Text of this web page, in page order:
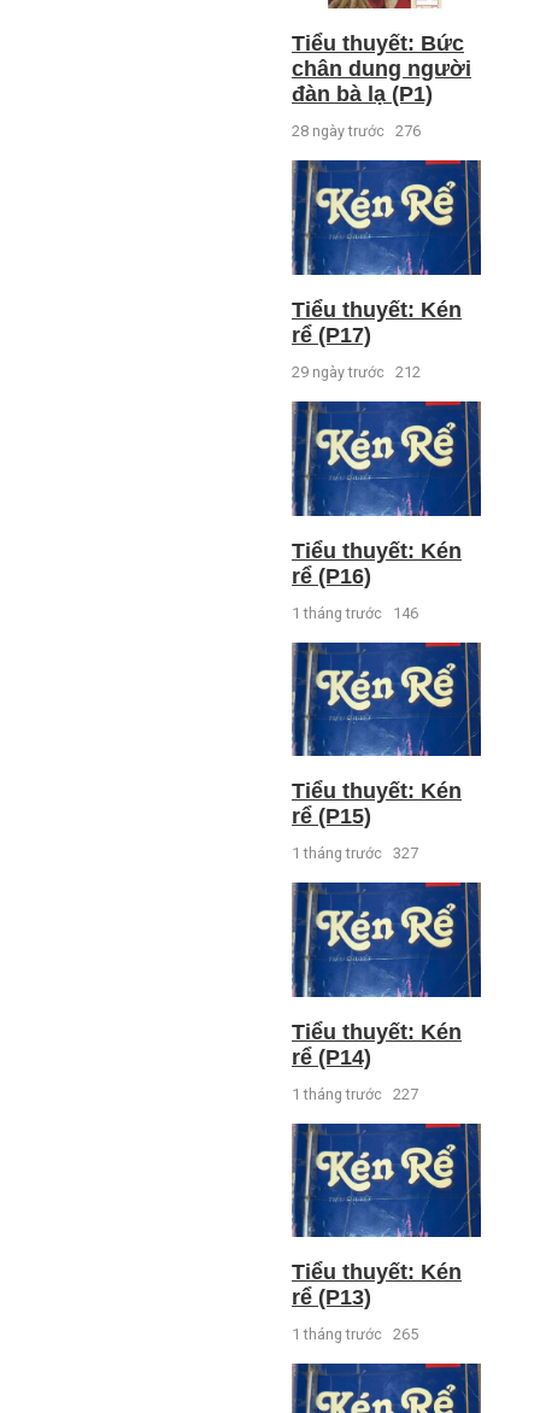
Tiểu thuyết: Bức
chân dung người
đàn bà lạ (P1)
28 ngày trước 276
Tiểu thuyết: Kén
rể (P17)
29 ngày trước 212
Tiểu thuyết: Kén
rể (P16)
1 tháng trước 146
Tiểu thuyết: Kén
rể (P15)
1 tháng trước 327
Tiểu thuyết: Kén
rể (P14)
1 tháng trước 227
Tiểu thuyết: Kén
rể (P13)
1 tháng trước 265